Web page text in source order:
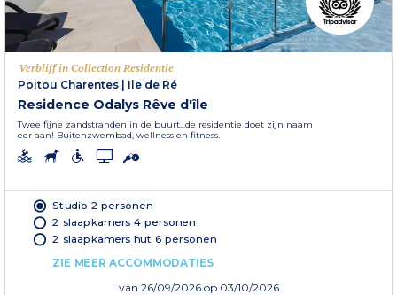
Verblijf in Collection Residentie
Poitou Charentes
Ile de Ré
Residence Odalys Rêve d'île
Twee fijne zandstranden in de buurt...de residentie doet zijn naam
eer aan! Buitenzwembad, wellness en fitness.
Studio 2 personen
2 slaapkamers 4 personen
2 slaapkamers hut 6 personen
ZIE MEER ACCOMMODATIES
van 26/09/2026 op 03/10/2026